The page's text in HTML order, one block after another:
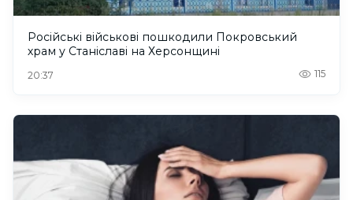
Російські військові пошкодили Покровський
храм у Станіславі на Херсонщині
20:37 115